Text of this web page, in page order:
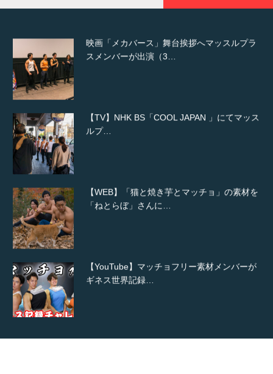
映画「メカバース」舞台挨拶へマッスルプラ
スメンバーが出演（3…
【TV】NHK BS「COOL JAPAN 」にてマッス
ルプ…
【WEB】「猫と焼き芋とマッチョ」の素材を
「ねとらぼ」さんに…
【YouTube】マッチョフリー素材メンバーが
ギネス世界記録…